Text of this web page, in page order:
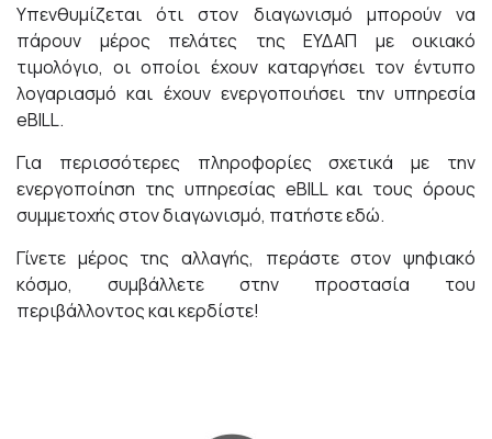
Υπενθυμίζεται ότι στον διαγωνισμό μπορούν να
πάρουν μέρος πελάτες της ΕΥΔΑΠ με οικιακό
τιμολόγιο, οι οποίοι έχουν καταργήσει τον έντυπο
λογαριασμό και έχουν ενεργοποιήσει την υπηρεσία
eBILL.
Για περισσότερες πληροφορίες σχετικά με την
ενεργοποίηση της υπηρεσίας eBILL και τους όρους
συμμετοχής στον διαγωνισμό, πατήστεεδώ.
Γίνετε μέρος της αλλαγής, περάστε στον ψηφιακό
κόσμο, συμβάλλετε στην προστασία του
περιβάλλοντος και κερδίστε!